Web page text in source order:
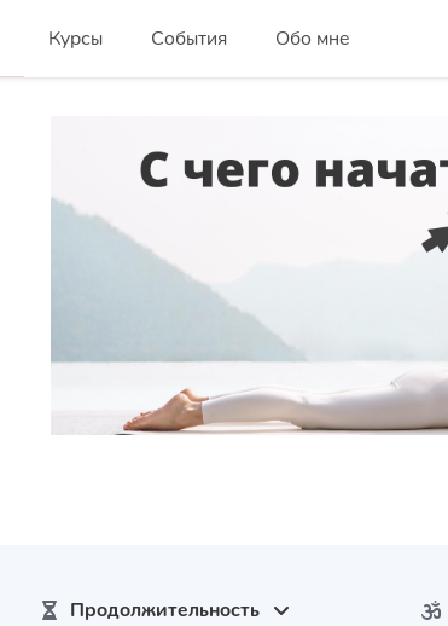
Курсы События Обо мне
Продолжительность